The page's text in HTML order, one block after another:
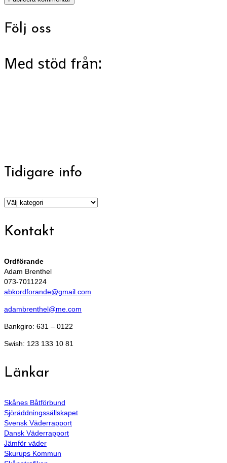
Följ oss
Med stöd från:
Tidigare info
Tidigare
Kontakt
Ordförande
Adam Brenthel
073-7011224
abkordforande@gmail.com
adambrenthel@me.com
Bankgiro: 631 – 0122
Swish: 123 133 10 81
Länkar
Skånes Båtförbund
Sjöräddningssällskapet
Svensk Väderrapport
Dansk Väderrapport
Jämför väder
Skurups Kommun